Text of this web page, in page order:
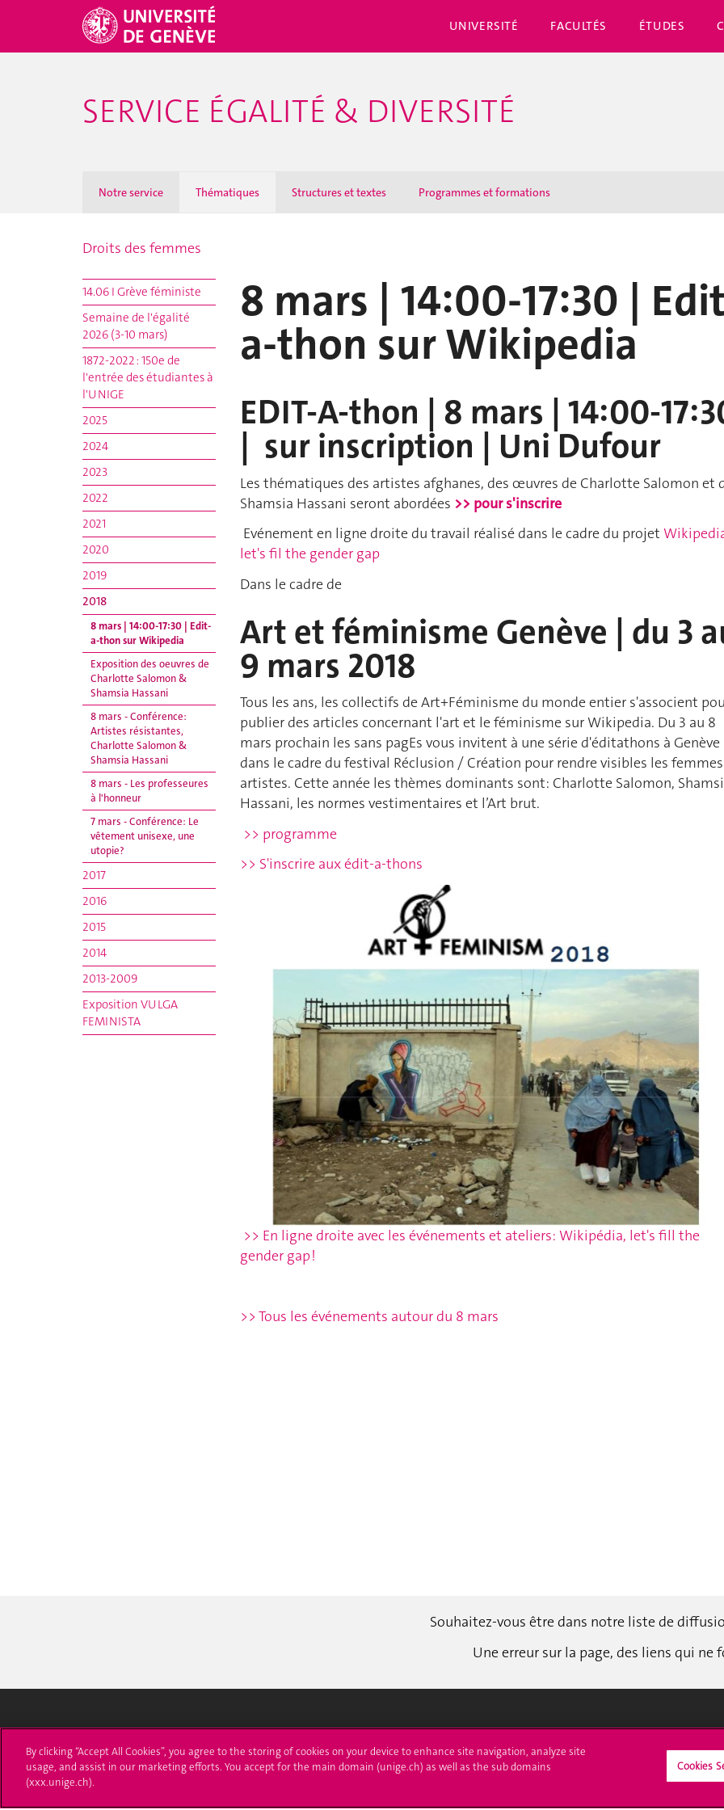
UNIVERSITÉ FACULTÉS ÉTUDES
SERVICE ÉGALITÉ & DIVERSITÉ
Notre service Thématiques Structures et textes Programmes et formations
Droits des femmes
14.06 I Grève féministe
Semaine de l'égalité
2026 (3-10 mars)
1872-2022 : 150e de
l'entrée des étudiantes à
l'UNIGE
2025
2024
2023
2022
2021
2020
2019
2018
8 mars | 14:00-17:30 | Edit-
a-thon sur Wikipedia
Exposition des oeuvres de
Charlotte Salomon &
Shamsia Hassani
8 mars - Conférence:
Artistes résistantes,
Charlotte Salomon &
Shamsia Hassani
8 mars - Les professeures
à l'honneur
7 mars - Conférence: Le
vêtement unisexe, une
utopie?
2017
2016
2015
2014
2013-2009
Exposition VULGA
FEMINISTA
8 mars | 14:00-17:30 |
a-thon sur Wikipedia
EDIT-A-thon | 8 mars | 14:00-
| sur inscription | Uni Dufour
Les thématiques des artistes afghanes, des œuvres de Charlotte Salomon et
Shamsia Hassani seront abordées >> pour s'inscrire
Evénement en ligne droite du travail réalisé dans le cadre du projet
let's fil the gender gap
Dans le cadre de
Art et féminisme Genève | du 3
9 mars 2018
Tous les ans, les collectifs de Art+Féminisme du monde entier s'associent
publier des articles concernant l'art et le féminisme sur Wikipedia. Du 3 au 8
mars prochain les sans pagEs vous invitent à une série d'éditathons à Genève
dans le cadre du festival Réclusion / Création pour rendre visibles les femmes
artistes. Cette année les thèmes dominants sont: Charlotte Salomon,
Hassani, les normes vestimentaires et l’Art brut.
>> programme
>> S'inscrire aux édit-a-thons
>> En ligne droite avec les événements et ateliers: Wikipédia, let's fill the
gender gap !
>> Tous les événements autour du 8 mars
Souhaitez-vous être dans notre liste de
Une erreur sur la page, des liens qui ne
Université de Genève
24 rue du Général-Dufour
S'inscrire à l'UNIGE
Immatriculations
L'UNIGE vous informe
By clicking “Accept All Cookies”, you agree to the storing of cookies on your device to enhance site navigation, analyze site
usage, and assist in our marketing efforts. You accept for the main domain (unige.ch) as well as the sub domains
(xxx.unige.ch).
Cookies